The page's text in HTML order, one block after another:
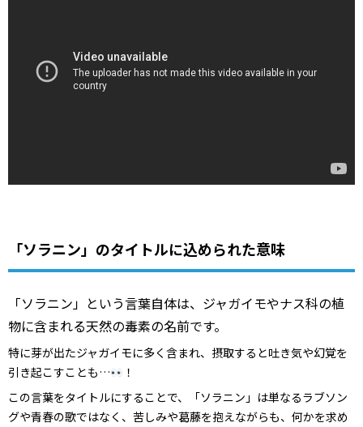
「ソラニン」のタイトルに込められた意味
「ソラニン」という言葉自体は、ジャガイモやナス科の植
物に含まれる天然の毒素の名前です。
特に芽が出たジャガイモに多く含まれ、摂取すると吐き気や幻覚を
引き起こすことも…
！
この言葉をタイトルにすることで、「ソラニン」は単なるラブソン
グや青春の歌ではなく、苦しみや葛藤を抱えながらも、何かを求め